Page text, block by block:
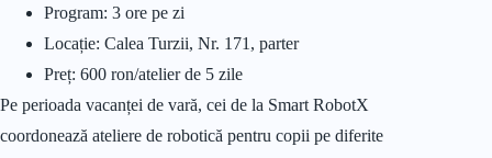
Program: 3 ore pe zi
Locație: Calea Turzii, Nr. 171, parter
Preț: 600 ron/atelier de 5 zile
Pe perioada vacanței de vară, cei de la Smart RobotX
coordonează ateliere de robotică pentru copii pe diferite